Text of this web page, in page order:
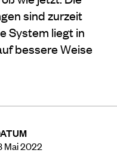
Mai 2022
sind zurzeit
System liegt in
bessere Weise